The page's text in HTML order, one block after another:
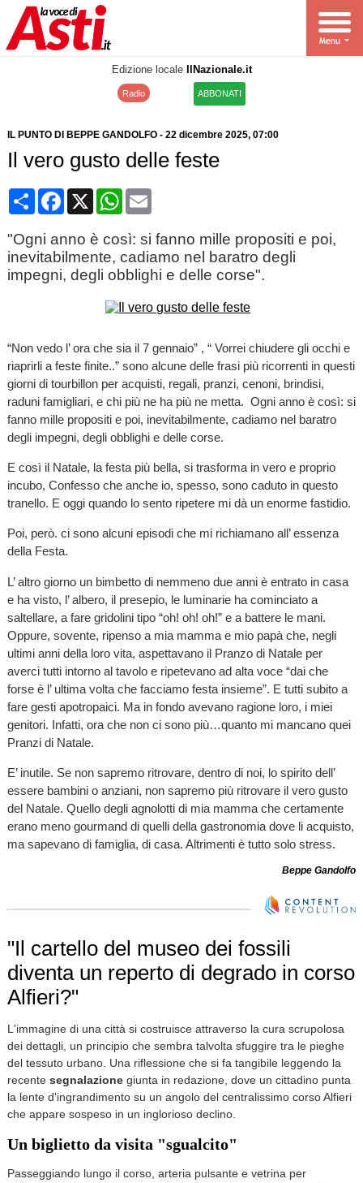
Edizione locale IlNazionale.it
Radio ABBONATI
IL PUNTO DI BEPPE GANDOLFO- 22 dicembre 2025, 07:00
Il vero gusto delle feste
CondividiFacebook
X WhatsApp
Email
"Ogni anno è così: si fanno mille propositi e poi,
inevitabilmente, cadiamo nel baratro degli
impegni, degli obblighi e delle corse".
“Non vedo l’ ora che sia il 7 gennaio” , “ Vorrei chiudere gli occhi e
riaprirli a feste finite..” sono alcune delle frasi più ricorrenti in questi
giorni di tourbillon per acquisti, regali, pranzi, cenoni, brindisi,
raduni famigliari, e chi più ne ha più ne metta. Ogni anno è così: si
fanno mille propositi e poi, inevitabilmente, cadiamo nel baratro
degli impegni, degli obblighi e delle corse.
E così il Natale, la festa più bella, si trasforma in vero e proprio
incubo, Confesso che anche io, spesso, sono caduto in questo
tranello. E oggi quando lo sento ripetere mi dà un enorme fastidio.
Poi, però. ci sono alcuni episodi che mi richiamano all’ essenza
della Festa.
L’ altro giorno un bimbetto di nemmeno due anni è entrato in casa
e ha visto, l’ albero, il presepio, le luminarie ha cominciato a
saltellare, a fare gridolini tipo “oh! oh! oh!” e a battere le mani.
Oppure, sovente, ripenso a mia mamma e mio papà che, negli
ultimi anni della loro vita, aspettavano il Pranzo di Natale per
averci tutti intorno al tavolo e ripetevano ad alta voce “dai che
forse è l’ ultima volta che facciamo festa insieme”. E tutti subito a
fare gesti apotropaici. Ma in fondo avevano ragione loro, i miei
genitori. Infatti, ora che non ci sono più…quanto mi mancano quei
Pranzi di Natale.
E’ inutile. Se non sapremo ritrovare, dentro di noi, lo spirito dell’
essere bambini o anziani, non sapremo più ritrovare il vero gusto
del Natale. Quello degli agnolotti di mia mamma che certamente
erano meno gourmand di quelli della gastronomia dove li acquisto,
ma sapevano di famiglia, di casa. Altrimenti è tutto solo stress.
Beppe Gandolfo
"Il cartello del museo dei fossili
diventa un reperto di degrado in corso
Alfieri?"
L'immagine di una città si costruisce attraverso la cura scrupolosa
dei dettagli, un principio che sembra talvolta sfuggire tra le pieghe
del tessuto urbano. Una riflessione che si fa tangibile leggendo la
recente segnalazionegiunta in redazione, dove un cittadino punta
la lente d'ingrandimento su un angolo del centralissimo corso Alfieri
che appare sospeso in un inglorioso declino.
Un biglietto da visita "sgualcito"
Passeggiando lungo il corso, arteria pulsante e vetrina per